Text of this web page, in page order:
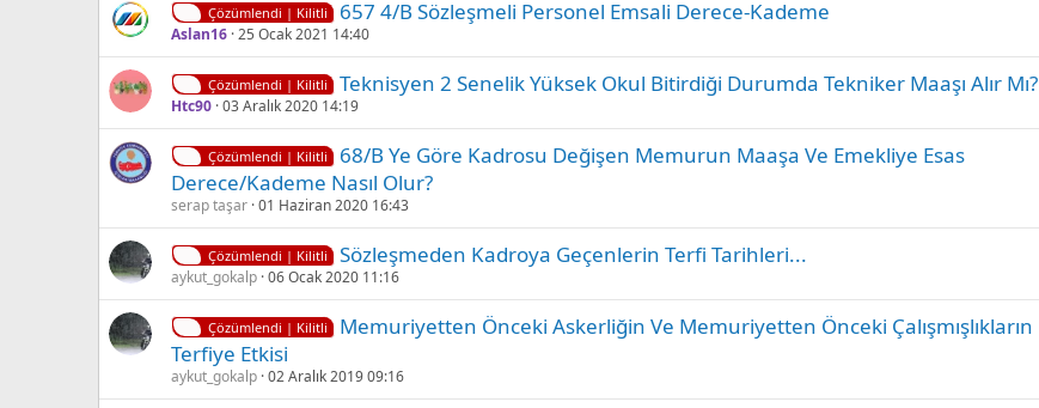
Çözümlendi | Kilitli 657 4/B Sözleşmeli Personel Emsali Derece-Kademe
Aslan16 25 Ocak 2021 14:40
Çözümlendi | Kilitli Teknisyen 2 Senelik Yüksek Okul Bitirdiği Durumda Tekniker Maaşı Alır Mı?
Htc90 03 Aralık 2020 14:19
Çözümlendi | Kilitli
68/b Ye Göre Kadrosu Değişen Memurun Maaşa Ve Emekliye Esas
Derece/kademe Nasıl Olur?
serap taşar 01 Haziran 2020 16:43
Çözümlendi | Kilitli Sözleşmeden Kadroya Geçenlerin Terfi Tarihleri...
aykut_gokalp 06 Ocak 2020 11:16
Çözümlendi | Kilitli
Memuriyetten Önceki Askerliğin Ve Memuriyetten Önceki Çalışmışlıkların
Terfiye Etkisi
aykut_gokalp 02 Aralık 2019 09:16